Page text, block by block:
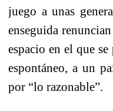
juego a unas
enseguida
espacio en el que se
espontáneo, a un
por “lo razonable”.